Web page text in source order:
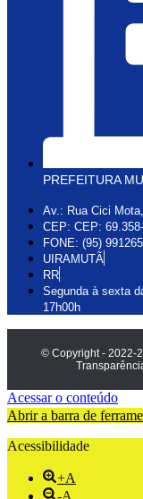
PREFEITURA
Av.: Rua Cici
CEP: CEP:
FONE: (95)
UIRAMUTÃ
RR
Segunda à sexta
17h00h
© Copyright - 2022-
Acessar o conteúdo
Abrir a barra de
Acessibilidade
+A
-A